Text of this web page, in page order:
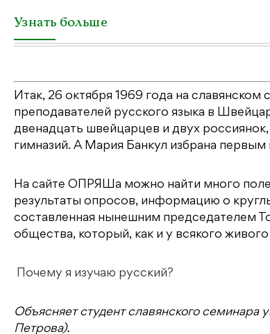
Узнать больше
Итак, 26 октября 1969 года на
преподавателей русского языка в
двенадцать швейцарцев и двух
гимназий. А Мария Банкул избрана
На сайте ОПРЯШа можно найти много
результаты опросов, информацию о
составленная нынешним председателем
общества, который, как и у всякого
Почему я изучаю русский?
Объясняет студент славянского
Петрова).